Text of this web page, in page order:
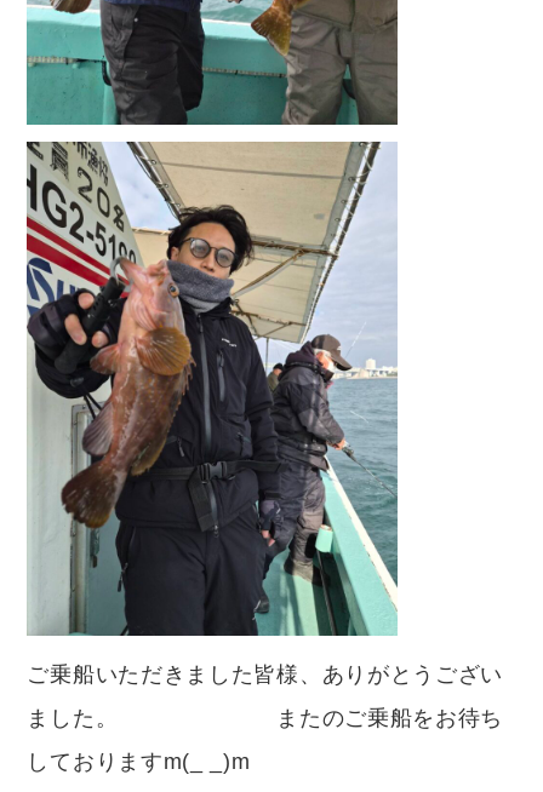
ご乗船いただきました皆様、ありがとうござい
ました。 またのご乗船をお待ち
しておりますm(_ _)m